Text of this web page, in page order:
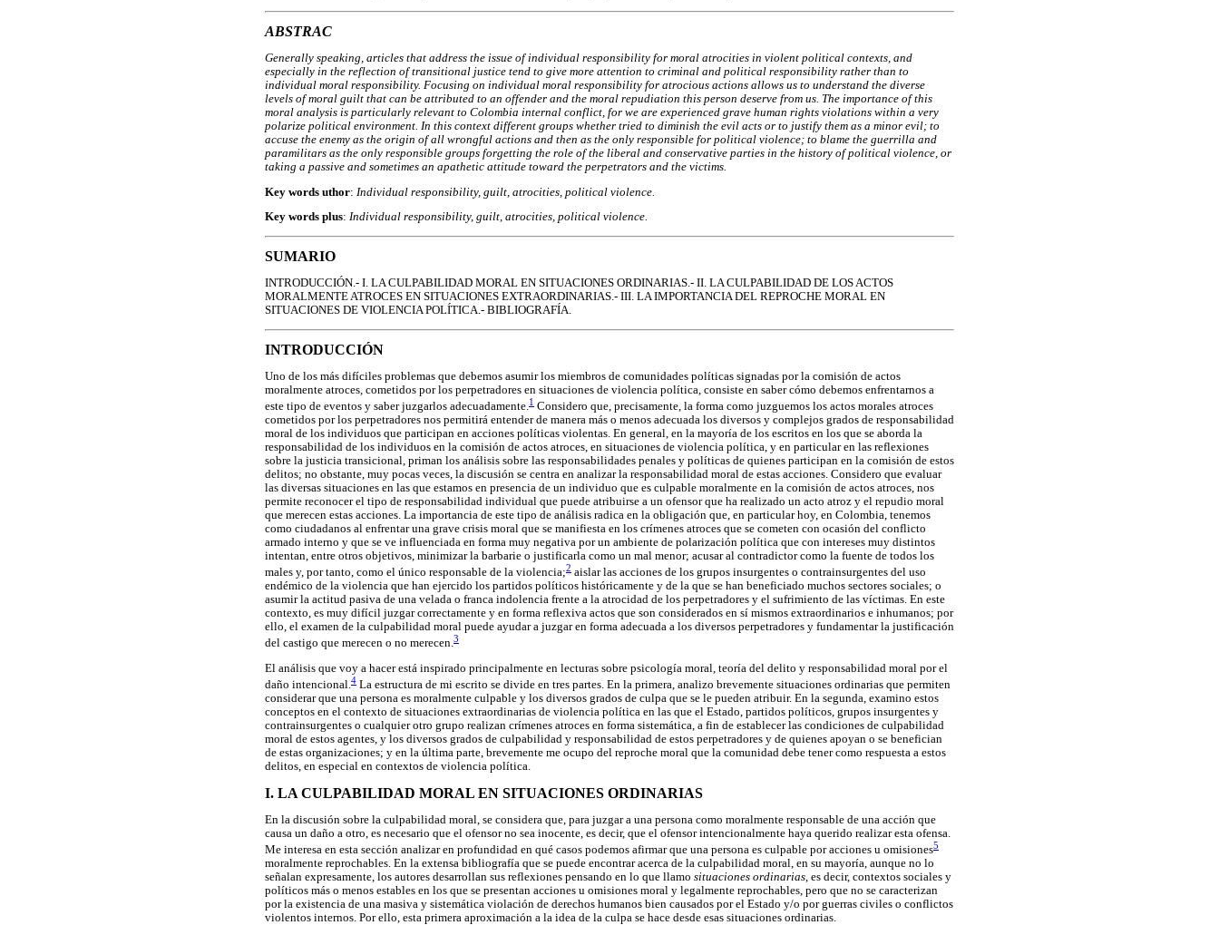
ABSTRAC
Generally speaking, articles that address the issue of individual responsibility for moral atrocities in violent political contexts, and
especially in the reflection of transitional justice tend to give more attention to criminal and political responsibility rather than to
individual moral responsibility. Focusing on individual moral responsibility for atrocious actions allows us to understand the diverse
levels of moral guilt that can be attributed to an offender and the moral repudiation this person deserve from us. The importance of this
moral analysis is particularly relevant to Colombia internal conflict, for we are experienced grave human rights violations within a very
polarize political environment. In this context different groups whether tried to diminish the evil acts or to justify them as a minor evil; to
accuse the enemy as the origin of all wrongful actions and then as the only responsible for political violence; to blame the guerrilla and
paramilitars as the only responsible groups forgetting the role of the liberal and conservative parties in the history of political violence, or
taking a passive and sometimes an apathetic attitude toward the perpetrators and the victims.
Key words uthor: Individual responsibility, guilt, atrocities, political violence.
Key words plus: Individual responsibility, guilt, atrocities, political violence.
SUMARIO
INTRODUCCIÓN.- I. LA CULPABILIDAD MORAL EN SITUACIONES ORDINARIAS.- II. LA CULPABILIDAD DE LOS ACTOS
MORALMENTE ATROCES EN SITUACIONES EXTRAORDINARIAS.- III. LA IMPORTANCIA DEL REPROCHE MORAL EN
SITUACIONES DE VIOLENCIA POLÍTICA.- BIBLIOGRAFÍA.
INTRODUCCIÓN
Uno de los más difíciles problemas que debemos asumir los miembros de comunidades políticas signadas por la comisión de actos
moralmente atroces, cometidos por los perpetradores en situaciones de violencia política, consiste en saber cómo debemos enfrentarnos a
este tipo de eventos y saber juzgarlos adecuadamente.1 Considero que, precisamente, la forma como juzguemos los actos morales atroces
cometidos por los perpetradores nos permitirá entender de manera más o menos adecuada los diversos y complejos grados de responsabilidad
moral de los individuos que participan en acciones políticas violentas. En general, en la mayoría de los escritos en los que se aborda la
responsabilidad de los individuos en la comisión de actos atroces, en situaciones de violencia política, y en particular en las reflexiones
sobre la justicia transicional, priman los análisis sobre las responsabilidades penales y políticas de quienes participan en la comisión de estos
delitos; no obstante, muy pocas veces, la discusión se centra en analizar la responsabilidad moral de estas acciones. Considero que evaluar
las diversas situaciones en las que estamos en presencia de un individuo que es culpable moralmente en la comisión de actos atroces, nos
permite reconocer el tipo de responsabilidad individual que puede atribuirse a un ofensor que ha realizado un acto atroz y el repudio moral
que merecen estas acciones. La importancia de este tipo de análisis radica en la obligación que, en particular hoy, en Colombia, tenemos
como ciudadanos al enfrentar una grave crisis moral que se manifiesta en los crímenes atroces que se cometen con ocasión del conflicto
armado interno y que se ve influenciada en forma muy negativa por un ambiente de polarización política que con intereses muy distintos
intentan, entre otros objetivos, minimizar la barbarie o justificarla como un mal menor; acusar al contradictor como la fuente de todos los
males y, por tanto, como el único responsable de la violencia;2 aislar las acciones de los grupos insurgentes o contrainsurgentes del uso
endémico de la violencia que han ejercido los partidos políticos históricamente y de la que se han beneficiado muchos sectores sociales; o
asumir la actitud pasiva de una velada o franca indolencia frente a la atrocidad de los perpetradores y el sufrimiento de las víctimas. En este
contexto, es muy difícil juzgar correctamente y en forma reflexiva actos que son considerados en sí mismos extraordinarios e inhumanos; por
ello, el examen de la culpabilidad moral puede ayudar a juzgar en forma adecuada a los diversos perpetradores y fundamentar la justificación
del castigo que merecen o no merecen.3
El análisis que voy a hacer está inspirado principalmente en lecturas sobre psicología moral, teoría del delito y responsabilidad moral por el
daño intencional.4 La estructura de mi escrito se divide en tres partes. En la primera, analizo brevemente situaciones ordinarias que permiten
considerar que una persona es moralmente culpable y los diversos grados de culpa que se le pueden atribuir. En la segunda, examino estos
conceptos en el contexto de situaciones extraordinarias de violencia política en las que el Estado, partidos políticos, grupos insurgentes y
contrainsurgentes o cualquier otro grupo realizan crímenes atroces en forma sistemática, a fin de establecer las condiciones de culpabilidad
moral de estos agentes, y los diversos grados de culpabilidad y responsabilidad de estos perpetradores y de quienes apoyan o se benefician
de estas organizaciones; y en la última parte, brevemente me ocupo del reproche moral que la comunidad debe tener como respuesta a estos
delitos, en especial en contextos de violencia política.
I. LA CULPABILIDAD MORAL EN SITUACIONES ORDINARIAS
En la discusión sobre la culpabilidad moral, se considera que, para juzgar a una persona como moralmente responsable de una acción que
causa un daño a otro, es necesario que el ofensor no sea inocente, es decir, que el ofensor intencionalmente haya querido realizar esta ofensa.
Me interesa en esta sección analizar en profundidad en qué casos podemos afirmar que una persona es culpable por acciones u omisiones5
moralmente reprochables. En la extensa bibliografía que se puede encontrar acerca de la culpabilidad moral, en su mayoría, aunque no lo
señalan expresamente, los autores desarrollan sus reflexiones pensando en lo que llamo situaciones ordinarias , es decir, contextos sociales y
políticos más o menos estables en los que se presentan acciones u omisiones moral y legalmente reprochables, pero que no se caracterizan
por la existencia de una masiva y sistemática violación de derechos humanos bien causados por el Estado y/o por guerras civiles o conflictos
violentos internos. Por ello, esta primera aproximación a la idea de la culpa se hace desde esas situaciones ordinarias.